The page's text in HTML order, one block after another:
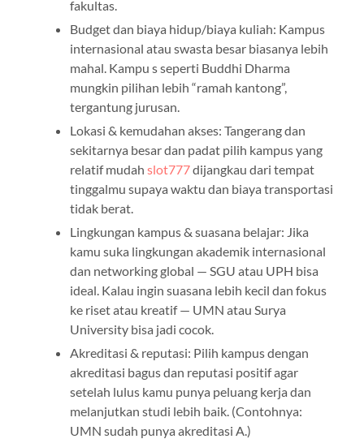
fakultas.
Budget dan biaya hidup/biaya kuliah: Kampus
internasional atau swasta besar biasanya lebih
mahal. Kampu s seperti Buddhi Dharma
mungkin pilihan lebih “ramah kantong”,
tergantung jurusan.
Lokasi & kemudahan akses: Tangerang dan
sekitarnya besar dan padat pilih kampus yang
relatif mudah slot777dijangkau dari tempat
tinggalmu supaya waktu dan biaya transportasi
tidak berat.
Lingkungan kampus & suasana belajar: Jika
kamu suka lingkungan akademik internasional
dan networking global — SGU atau UPH bisa
ideal. Kalau ingin suasana lebih kecil dan fokus
ke riset atau kreatif — UMN atau Surya
University bisa jadi cocok.
Akreditasi & reputasi: Pilih kampus dengan
akreditasi bagus dan reputasi positif agar
setelah lulus kamu punya peluang kerja dan
melanjutkan studi lebih baik. (Contohnya:
UMN sudah punya akreditasi A.)